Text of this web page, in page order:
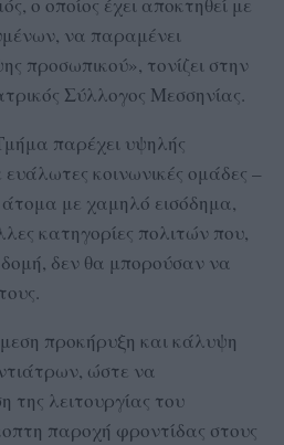
ο οποίος έχει αποκτηθεί με
να παραμένει
προσωπικού», τονίζει στην
Σύλλογος Μεσσηνίας.
παρέχει υψηλής
ευάλωτες κοινωνικές ομάδες –
με χαμηλό εισόδημα,
κατηγορίες πολιτών που,
δεν θα μπορούσαν να
προκήρυξη και κάλυψη
ώστε να
της λειτουργίας του
παροχή φροντίδας στους